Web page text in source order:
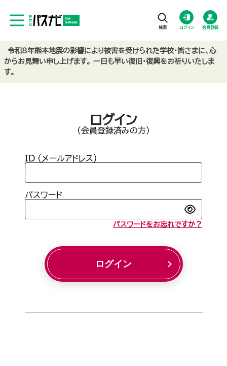
ログイン 会員登録
ログイン
(会員登録済みの方)
ID (メールアドレス)
パスワード
パスワードをお忘れですか？
ログイン
令和8年熊本地震の影響により被害を受けられた学校・皆さまに、心
からお見舞い申し上げます。 一日も早い復旧・復興をお祈りいたしま
す。